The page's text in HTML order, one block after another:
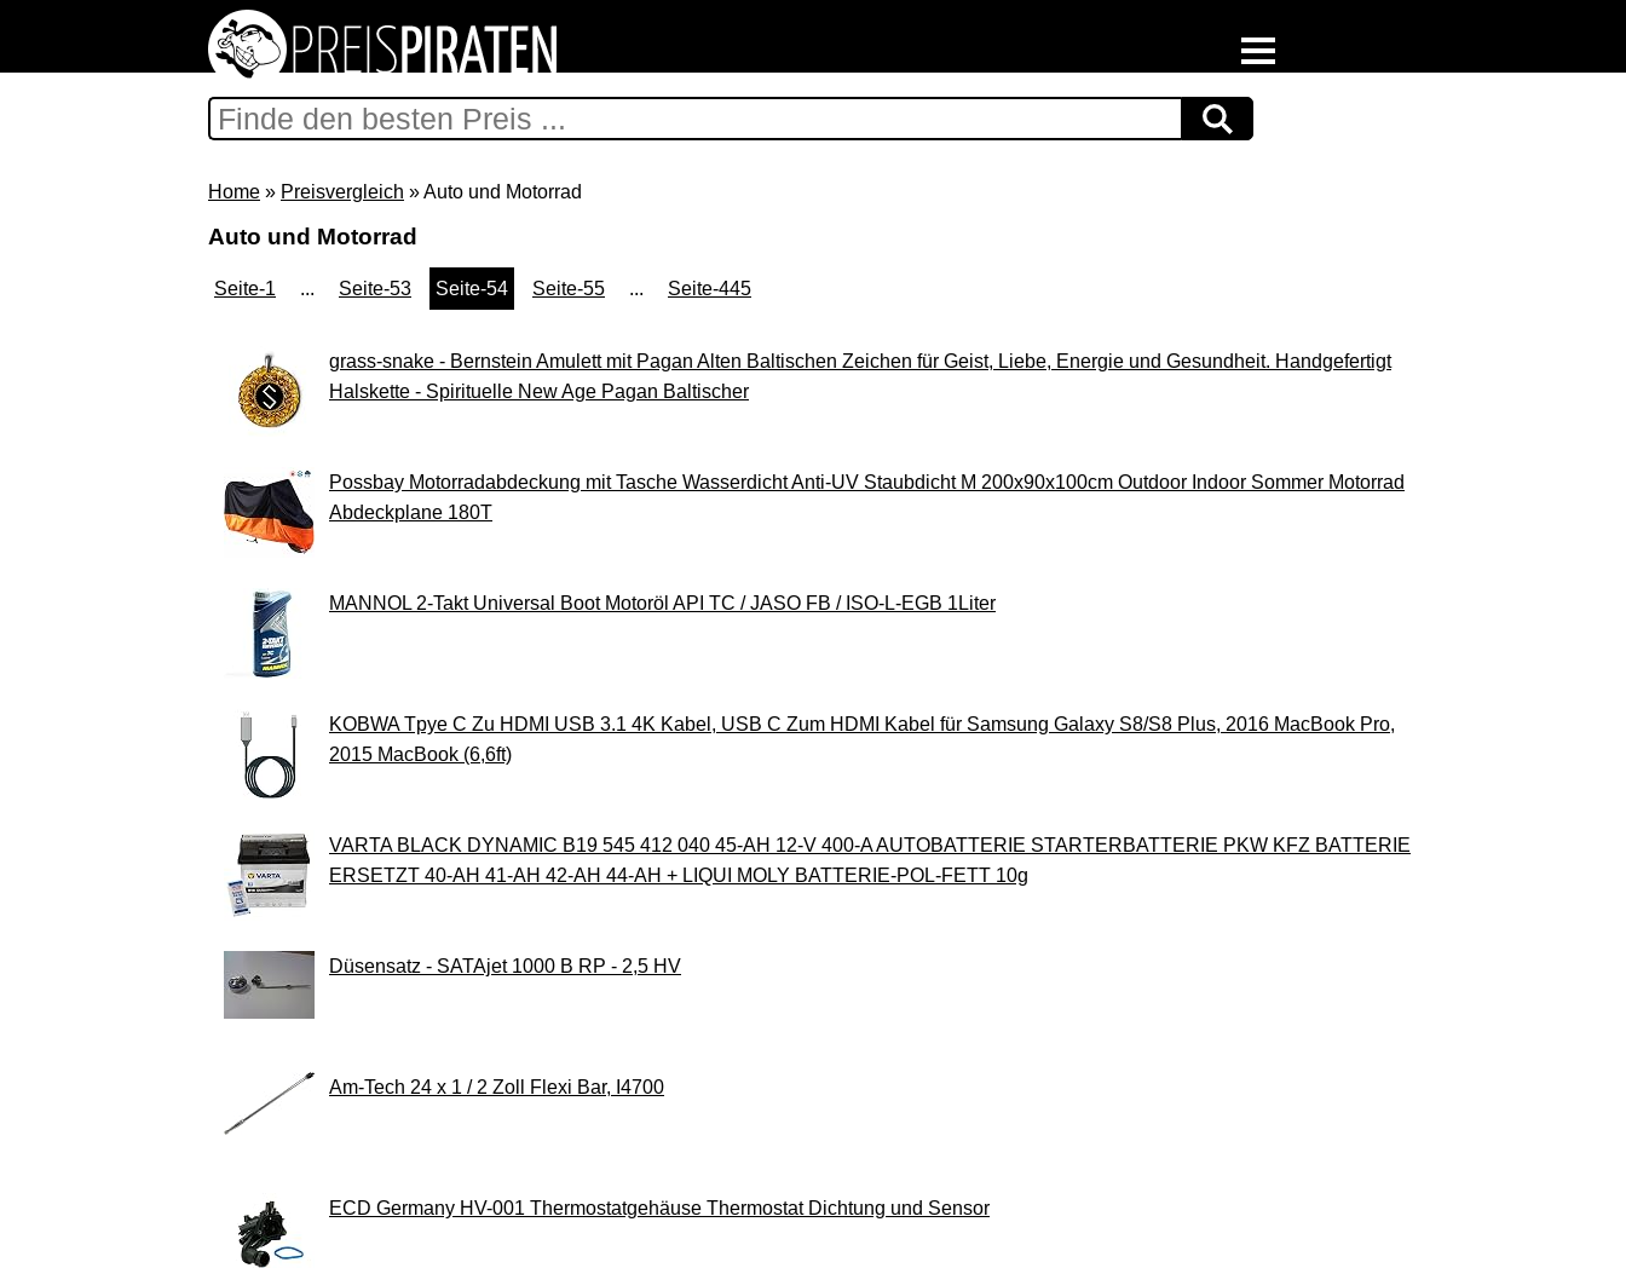
Home » Preisvergleich » Auto und Motorrad
Auto und Motorrad
Seite-1 ... Seite-53 Seite-54 Seite-55 ... Seite-445
grass-snake - Bernstein Amulett mit Pagan Alten Baltischen Zeichen für Geist, Liebe, Energie und Gesundheit. Handgefertigt
Halskette - Spirituelle New Age Pagan Baltischer
Possbay Motorradabdeckung mit Tasche Wasserdicht Anti-UV Staubdicht M 200x90x100cm Outdoor Indoor Sommer Motorrad
Abdeckplane 180T
MANNOL 2-Takt Universal Boot Motoröl API TC / JASO FB / ISO-L-EGB 1Liter
KOBWA Tpye C Zu HDMI USB 3.1 4K Kabel, USB C Zum HDMI Kabel für Samsung Galaxy S8/S8 Plus, 2016 MacBook Pro,
2015 MacBook (6,6ft)
VARTA BLACK DYNAMIC B19 545 412 040 45-AH 12-V 400-A AUTOBATTERIE STARTERBATTERIE PKW KFZ BATTERIE
ERSETZT 40-AH 41-AH 42-AH 44-AH + LIQUI MOLY BATTERIE-POL-FETT 10g
Düsensatz - SATAjet 1000 B RP - 2,5 HV
Am-Tech 24 x 1 / 2 Zoll Flexi Bar, I4700
ECD Germany HV-001 Thermostatgehäuse Thermostat Dichtung und Sensor